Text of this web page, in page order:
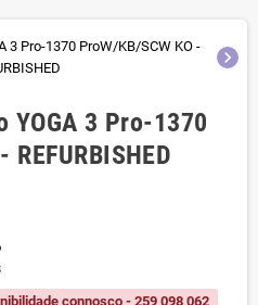
chevron_right
YOGA 3 Pro-1370
REFURBISHED
connosco - 259 098 062